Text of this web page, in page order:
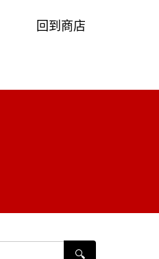
回到商店
🔍